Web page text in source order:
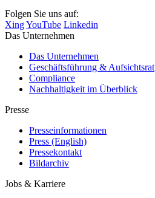
Folgen Sie uns auf:
XingYouTube Linkedin
Das Unternehmen
Das Unternehmen
Geschäftsführung & Aufsichtsrat
Compliance
Nachhaltigkeit im Überblick
Presse
Presseinformationen
Press (English)
Pressekontakt
Bildarchiv
Jobs & Karriere